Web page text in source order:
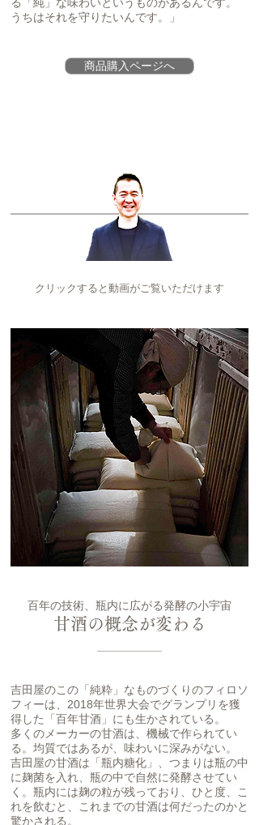
うちはそれを守りたいんです。」
商品購入ページへ
クリックすると動画がご覧いただけます
百年の技術、瓶内に広がる発酵の小宇宙
甘酒の概念が変わる
吉田屋のこの「純粋」なものづくりのフィロソ
フィーは、2018年世界大会でグランプリを獲
得した「百年甘酒」にも生かされている。
多くのメーカーの甘酒は、機械で作られてい
る。均質ではあるが、味わいに深みがない。
吉田屋の甘酒は「瓶内糖化」、つまりは瓶の中
に麹菌を入れ、瓶の中で自然に発酵させてい
く。瓶内には麹の粒が残っており、ひと度、こ
れを飲むと、これまでの甘酒は何だったのかと
驚かされる。